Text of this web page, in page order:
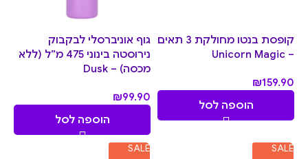
קופסת בנטו מחולקת 3 תאים
– Unicorn Magic
₪159.90
הוספה לסל
גוף אוניברסלי לבקבוק
נירוסטה בינוני 475 מ”ל (ללא
מכסה) – Dusk
₪99.90
הוספה לסל
SALE
SALE